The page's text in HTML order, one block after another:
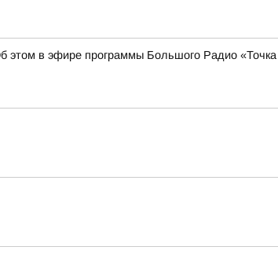
в эфире программы Большого Радио «Точка